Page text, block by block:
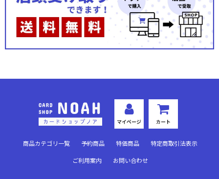
マイページ カート
商品カテゴリ一覧 予約商品 特価商品 特定商取引法表示
ご利用案内 お問い合わせ